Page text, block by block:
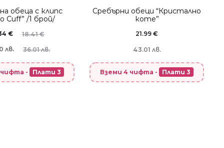
oбеца с клипс
Cuff” /1 брой/
18.41€
€
36.01 лв.
лв.
- Плати 3
Сребърни обеци “Кристално
коте”
21.99€
43.01 лв.
Вземи 4 чифта - Плати 3